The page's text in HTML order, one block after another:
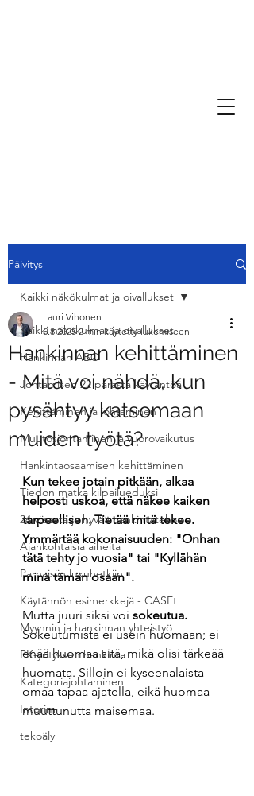
Päivitys
Kaikki näkökulmat ja oivallukset
Hankinnan ABC
Johtamisen 22 parasta käytäntöä
Kehittäminen ja johtaminen
Muutosjohtaminen ja vuorovaikutus
Hankintaosaamisen kehittäminen
Tiedon matka kilpailueduksi
24 viisasta ja hyvää hankintatekoa
Ajankohtaisia aiheita
Parhaisiin lukuhetkiin
Käytännön esimerkkejä - CASEt
Myynnin ja hankinnan yhteistyö
PK-yrityksen hankinta
Kategoriajohtaminen
Interim
tekoäly
Kaikki näkökulmat ja oivallukset
Hankinnan kehittäminen
- Mitä voi nähdä, kun
pysähtyy katsomaan
muiden työtä?
Lauri Vihonen
5.8.2025 2 min käytetty lukemiseen
Kun tekee jotain pitkään, alkaa
helposti uskoa, että näkee kaiken
tarpeellisen. Tietää mitä tekee.
Ymmärtää kokonaisuuden: "Onhan
tätä tehty jo vuosia" tai "Kyllähän
minä tämän osaan".
Mutta juuri siksi voi sokeutua.
Sokeutumista ei usein huomaan; ei
enää huomaa sitä, mikä olisi tärkeää
huomata. Silloin ei kyseenalaista
omaa tapaa ajatella, eikä huomaa
muuttunutta maisemaa.